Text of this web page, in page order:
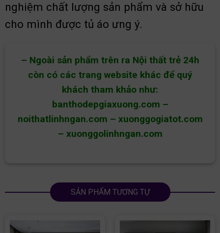
nghiệm chất lượng sản phẩm và sở hữu
cho mình được tủ áo ưng ý.
– Ngoài sản phẩm trên ra Nội thất trẻ 24h
còn có các trang website khác để quý
khách tham khảo như:
banthodepgiaxuong.com –
noithatlinhngan.com – xuonggogiatot.com
– xuonggolinhngan.com
SẢN PHẨM TƯƠNG TỰ